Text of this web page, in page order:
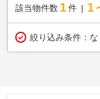
該当物件数 1件 1
絞り込み条件： な